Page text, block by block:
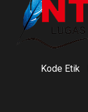
Kode Etik